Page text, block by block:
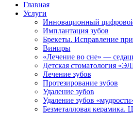
Главная
Услуги
Инновационный
Имплантация зубов
Брекеты. Исправление
Виниры
«Лечение во сне» —
Детская стоматология
Лечение зубов
Протезирование зубов
Удаление зубов
Удаление зубов
Безметалловая керамика.